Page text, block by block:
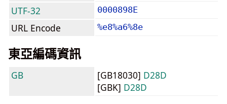
UTF-32 0000898E
URL Encode %e8%a6%8e
東亞編碼資訊
GB [GB18030] D28D
[GBK] D28D